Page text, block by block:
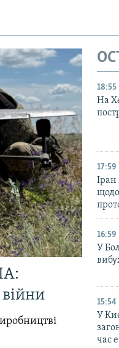
18:55
На
17:59
Іран
16:59
У
15:54
У
час